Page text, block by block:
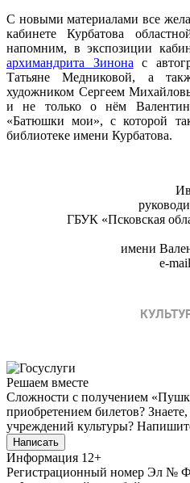
С новыми материалами все
кабинете Курбатова
напомним, в экспозиции
архимандрита Зинона с
Татьяне Медниковой, а
художником Сергеем
и не только о нём
«Батюшки мои», с которой
библиотеке имени Курбатова.
ГБУК «Псковская
имени
e-
Решаем вместе
Сложности с получением
приобретением билетов?
учреждений культуры?
Написать
Информация 12+
Регистрационный номер Эл №